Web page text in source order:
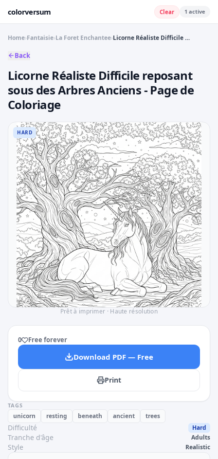
colorversum Clear 1 active
Home›Fantaisie›La Foret Enchantee› Licorne Réaliste Difficile reposant sous des Arbres Anciens - Page de Coloriage
Back
Licorne Réaliste Difficile reposant
sous des Arbres Anciens - Page de
Coloriage
HARD
Prêt à imprimer · Haute résolution
0 Free forever
Download PDF — Free
Print
TAGS
unicorn resting beneath ancient trees
Difficulté Hard
Tranche d'âge Adults
Style
Realistic